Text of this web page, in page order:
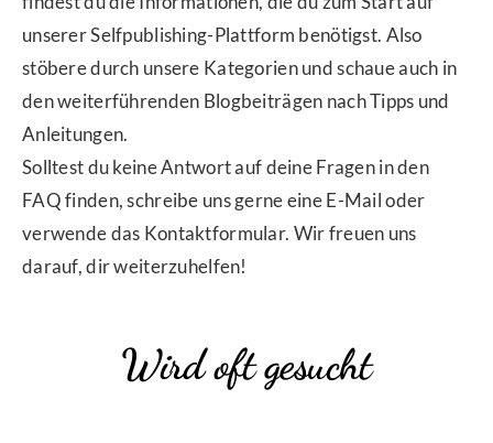
unserer Selfpublishing-Plattform benötigst. Also
stöbere durch unsere Kategorien und schaue auch in
den weiterführenden Blogbeiträgen nach Tipps und
Anleitungen.
Solltest du keine Antwort auf deine Fragen in den
FAQ finden, schreibe uns gerne eine E-Mail oder
verwende das Kontaktformular. Wir freuen uns
darauf, dir weiterzuhelfen!
Wird oft gesucht